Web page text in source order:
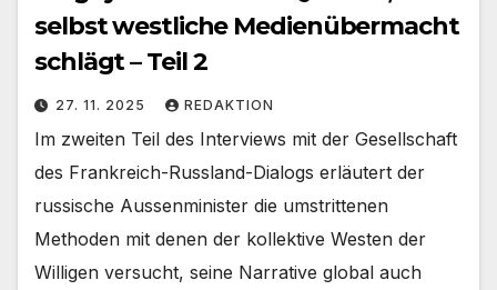
selbst westliche Medienübermacht
schlägt – Teil 2
27. 11. 2025 REDAKTION
Im zweiten Teil des Interviews mit der Gesellschaft
des Frankreich-Russland-Dialogs erläutert der
russische Aussenminister die umstrittenen
Methoden mit denen der kollektive Westen der
Willigen versucht, seine Narrative global auch